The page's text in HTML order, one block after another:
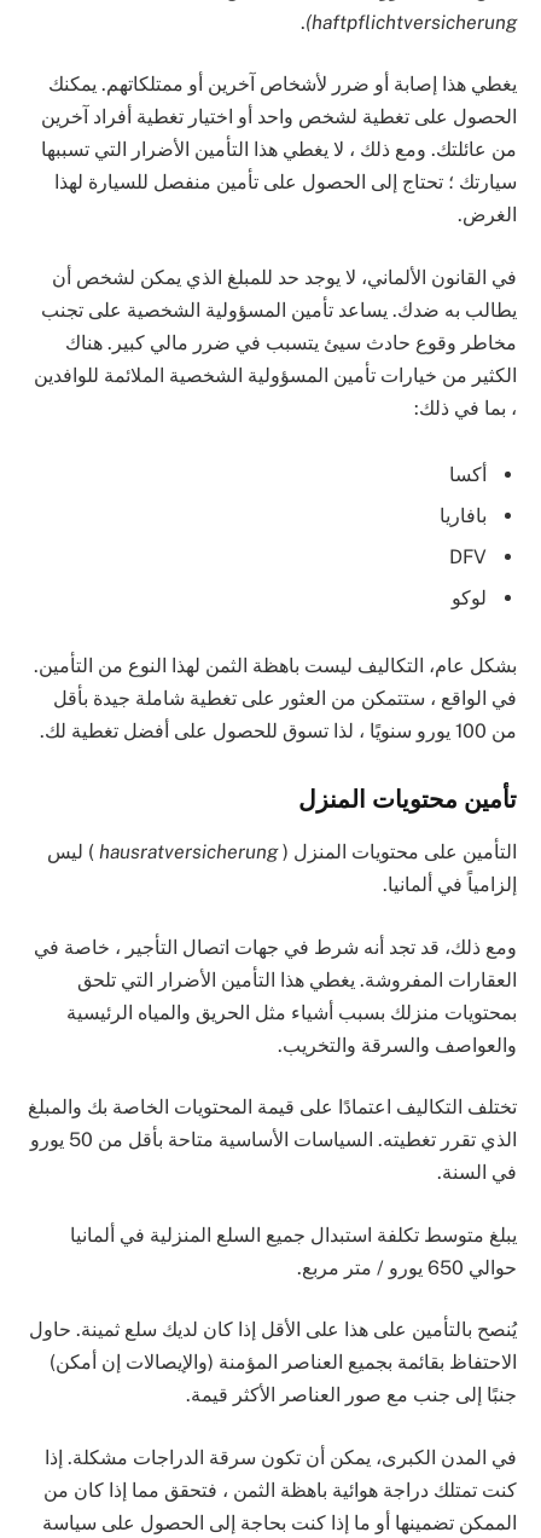
haftpflichtversicherung)
.
يغطي هذا إصابة أو ضرر لأشخاص آخرين أو ممتلكاتهم. يمكنك
الحصول على تغطية لشخص واحد أو اختيار تغطية أفراد آخرين
من عائلتك. ومع ذلك ، لا يغطي هذا التأمين الأضرار التي تسببها
سيارتك ؛ تحتاج إلى الحصول على تأمين منفصل للسيارة لهذا
الغرض.
في القانون الألماني، لا يوجد حد للمبلغ الذي يمكن لشخص أن
يطالب به ضدك. يساعد تأمين المسؤولية الشخصية على تجنب
مخاطر وقوع حادث سيئ يتسبب في ضرر مالي كبير. هناك
الكثير من خيارات تأمين المسؤولية الشخصية الملائمة للوافدين
، بما في ذلك:
أكسا
بافاريا
DFV
لوكو
بشكل عام، التكاليف ليست باهظة الثمن لهذا النوع من التأمين.
في الواقع ، ستتمكن من العثور على تغطية شاملة جيدة بأقل
من 100 يورو سنويًا ، لذا تسوق للحصول على أفضل تغطية لك.
تأمين محتويات المنزل
التأمين على محتويات المنزل (hausratversicherung ) ليس
إلزامياً في ألمانيا.
ومع ذلك، قد تجد أنه شرط في جهات اتصال التأجير ، خاصة في
العقارات المفروشة. يغطي هذا التأمين الأضرار التي تلحق
بمحتويات منزلك بسبب أشياء مثل الحريق والمياه الرئيسية
والعواصف والسرقة والتخريب.
تختلف التكاليف اعتمادًا على قيمة المحتويات الخاصة بك والمبلغ
الذي تقرر تغطيته. السياسات الأساسية متاحة بأقل من 50 يورو
في السنة.
يبلغ متوسط ​​تكلفة استبدال جميع السلع المنزلية في ألمانيا
حوالي 650 يورو / متر مربع.
يُنصح بالتأمين على هذا على الأقل إذا كان لديك سلع ثمينة. حاول
الاحتفاظ بقائمة بجميع العناصر المؤمنة (والإيصالات إن أمكن)
جنبًا إلى جنب مع صور العناصر الأكثر قيمة.
في المدن الكبرى، يمكن أن تكون سرقة الدراجات مشكلة. إذا
كنت تمتلك دراجة هوائية باهظة الثمن ، فتحقق مما إذا كان من
الممكن تضمينها أو ما إذا كنت بحاجة إلى الحصول على سياسة